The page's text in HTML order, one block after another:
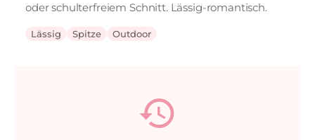
oder schulterfreiem Schnitt. Lässig-romantisch.
Lässig Spitze Outdoor
history